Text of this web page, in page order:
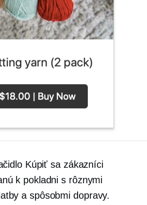
Kúpiť sa zákazníci
k pokladni s rôznymi
a spôsobmi dopravy.